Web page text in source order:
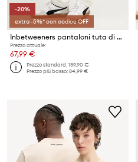
-20%
extra -5%* con codice OFF
Inbetweeners pantaloni tuta di cotone
Prezzo attuale:
67,99 €
Prezzo standard:139,90 €
Prezzo più basso:84,99 €